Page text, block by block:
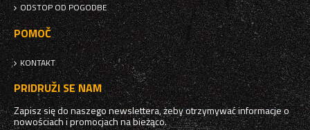
ODSTOP OD POGODBE
POMOČ
KONTAKT
PRIDRUŽI SE NAM
Zapisz się do naszego newslettera, żeby otrzymywać informacje o
nowościach i promocjach na bieżąco.